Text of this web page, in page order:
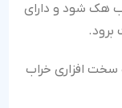
هک شود و دارای
سخت افزاری خراب